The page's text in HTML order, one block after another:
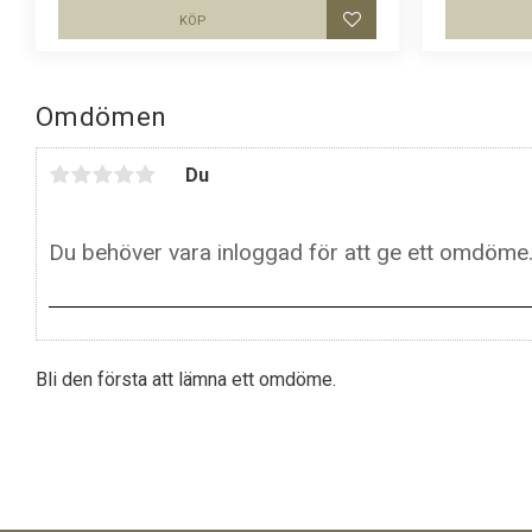
Omdömen
Du
Bli den första att lämna ett omdöme.
Lägg till i favoriter
KÖP